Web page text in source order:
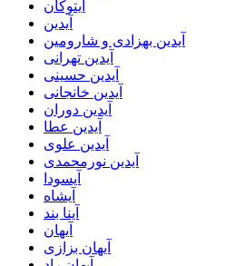
آیتوکان
آیدین
آیدین بهزادی و شارومین
آیدین تهرانی
آیدین حسینی
آیدین خانجانی
آیدین دوران
آیدین عطا
آیدین علوی
آیدین نورمحمدی
آیسودا
آیشاه
آینا بند
آیهان
آیهان بزازی